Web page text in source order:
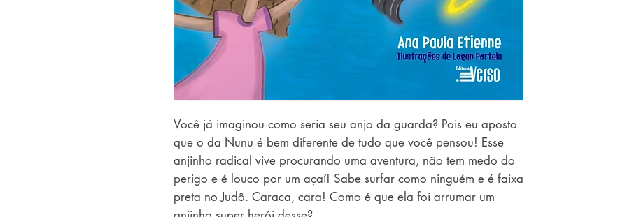
Você já imaginou como seria seu anjo da guarda? Pois eu aposto
que o da Nunu é bem diferente de tudo que você pensou! Esse
anjinho radical vive procurando uma aventura, não tem medo do
perigo e é louco por um açaí! Sabe surfar como ninguém e é faixa
preta no Judô. Caraca, cara! Como é que ela foi arrumar um